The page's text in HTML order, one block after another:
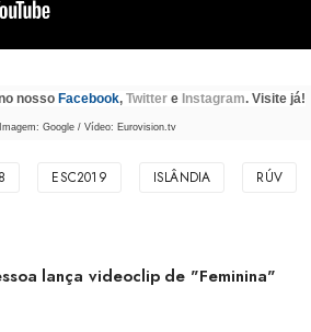
nosso Facebook, Twitter e Instagram. Visite já!
Google / Vídeo: Eurovision.tv
ESC2019 ISLÂNDIA RÚV
lança videoclip de "Feminina"